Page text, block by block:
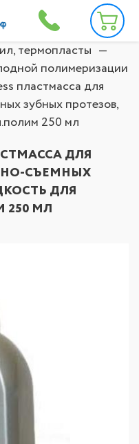
термопласты
полимеризации
пластмасса для
зубных протезов,
250 мл
ДЛЯ
СЪЕМНЫХ
ДЛЯ
МЛ